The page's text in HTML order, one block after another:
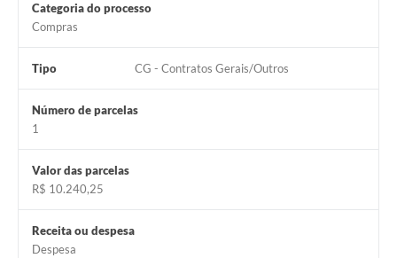
Categoria do processo
Compras
Tipo CG - Contratos Gerais/Outros
Número de parcelas
1
Valor das parcelas
R$ 10.240,25
Receita ou despesa
Despesa